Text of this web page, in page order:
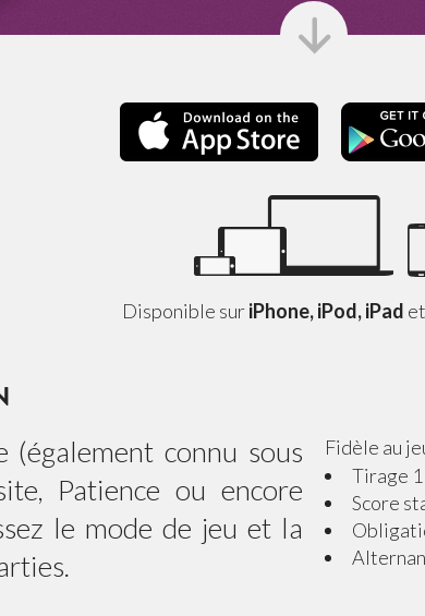
Apple Store
Disponible suriPhone, iPod, iPad et
(également connu sous
Patience ou encore
le mode de jeu et la
Fidèle au
Tirage 1
Score